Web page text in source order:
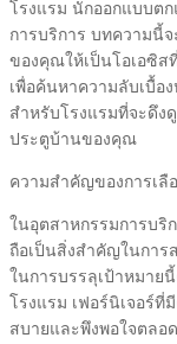
โรงแรม นักออกแบบตก
การบริการ บทความนี้
ของคุณให้เป็นโอเอซิส
เพื่อค้นหาความลับเบื้อ
สำหรับโรงแรมที่จะดึง
ประตูบ้านของคุณ
ความสำคัญของการเลื
ในอุตสาหกรรมการบริ
ถือเป็นสิ่งสำคัญในการ
ในการบรรลุเป้าหมาย
โรงแรม เฟอร์นิเจอร์
สบายและพึงพอใจตลอ